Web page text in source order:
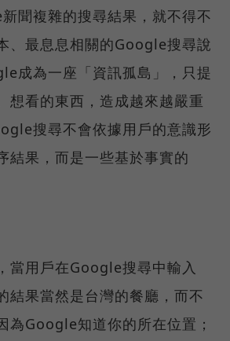
聞複雜的搜尋結果，就不得不
、最息息相關的Google搜尋說
成為一座「資訊孤島」，只提
想看的東西，造成越來越嚴重
搜尋不會依據用戶的意識形
結果，而是一些基於事實的
當用戶在Google搜尋中輸入
結果當然是台灣的餐廳，而不
為Google知道你的所在位置；